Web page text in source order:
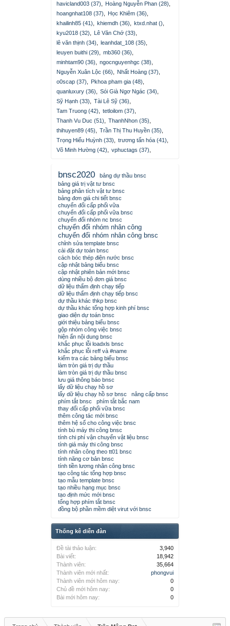
havicland003 (37)
Hoàng Nguyễn Phan (28)
hoangnhat108 (37)
Học Khiêm (36)
khailinh85 (41)
khiemdh (36) ktxd.nhat ()
kyu2018 (32)
Lê Văn Chớ (33)
lê văn thịnh (34)
leanhdat_108 (35)
leuyen buithi (29)
mb360 (36)
minhtam90 (36)
ngocnguyenhgc (38)
Nguyễn Xuân Lộc (66)
Nhất Hoàng (37)
o0scap (37)
Pkhoa pham gia (48)
quanluxury (36)
Sói Già Ngơ Ngác (34)
Sỹ Hạnh (33)
Tài Lê Sỹ (36)
Tam Truong (42)
tetloilom (37)
Thanh Vu Duc (51)
ThanhNhon (35)
thihuyen89 (45)
Trần Thị Thu Huyền (35)
Trọng Hiếu Huỳnh (33)
trương tấn hóa (41)
Võ Minh Hường (42)
vphuctags (37)
bnsc2020
bảng dự thầu bnsc
bảng giá trị vật tư bnsc
bảng phân tích vật tư bnsc
bảng đơn giá chi tiết bnsc
chuyển đổi cấp phối vữa
chuyển đổi cấp phối vữa bnsc
chuyển đổi nhóm nc bnsc
chuyển đổi nhóm nhân công
chuyển đổi nhóm nhân công bnsc
chỉnh sửa template bnsc
cài đặt dự toán bnsc
cách bóc thép điện nước bnsc
cập nhật bảng biểu bnsc
cập nhật phiên bản mới bnsc
dùng nhiều bộ đơn giá bnsc
dữ liệu thẩm định chạy tiếp
dữ liệu thẩm định chạy tiếp bnsc
dự thầu khác thkp bnsc
dự thầu khác tổng hợp kinh phí bnsc
giao diện dự toán bnsc
giới thiệu bảng biểu bnsc
gộp nhóm công việc bnsc
hiện ẩn nội dung bnsc
khắc phục lỗi loadxls bnsc
khắc phục lỗi reff và #name
kiểm tra các bảng biểu bnsc
làm tròn giá trị dự thầu
làm tròn giá trị dự thầu bnsc
lưu giá thông báo bnsc
lấy dữ liệu chạy hồ sơ
lấy dữ liệu chạy hồ sơ bnsc
nâng cấp bnsc
phím tắt bnsc
phím tắt bắc nam
thay đổi cấp phối vữa bnsc
thêm công tác mới bnsc
thêm hệ số cho công việc bnsc
tính bù máy thi công bnsc
tính chi phí vận chuyển vật liệu bnsc
tính giá máy thi công bnsc
tính nhân công theo tt01 bnsc
tính năng cơ bản bnsc
tính tiền lương nhân công bnsc
tạo công tác tổng hợp bnsc
tạo mẫu template bnsc
tạo nhiều hạng mục bnsc
tạo định mức mới bnsc
tổng hợp phím tắt bnsc
đồng bộ phần mềm diệt virut với bnsc
Thống kê diễn đàn
Đề tài thảo luận:
3,940
Bài viết:
18,942
Thành viên:
35,664
Thành viên mới nhất:
phongvui
Thành viên mới hôm nay:
0
Chủ đề mới hôm nay:
0
Bài mới hôm nay:
0